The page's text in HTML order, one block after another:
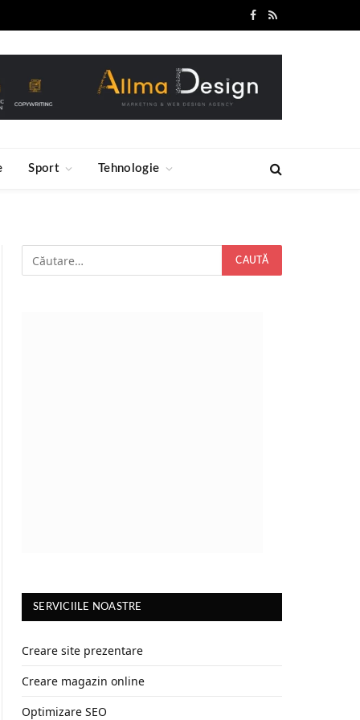
Facebook
RSS
Sport Tehnologie
SERVICIILE NOASTRE
Creare site prezentare
Creare magazin online
Optimizare SEO